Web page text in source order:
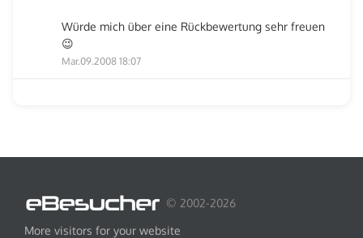
Würde mich über eine Rückbewertung sehr freuen
😉
Mar.09.2008 18:07
© 2002-2026
More visitors for your website